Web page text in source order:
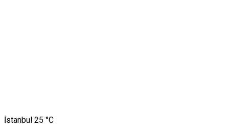
İstanbul 25 °C